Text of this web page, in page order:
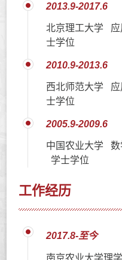
2013.9-2017.6
北京理工大学
士学位
2010.9-2013.6
西北师范大学
士学位
2005.9-2009.6
中国农业大学
学士学位
工作经历
2017.8-至今
南京农业大学理